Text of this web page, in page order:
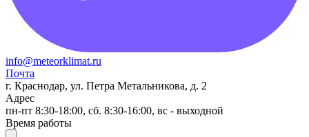
info@meteorklimat.ru
Почта
г. Краснодар, ул. Петра Метальникова, д. 2
Адрес
пн-пт 8:30-18:00, сб. 8:30-16:00, вс - выходной
Время работы